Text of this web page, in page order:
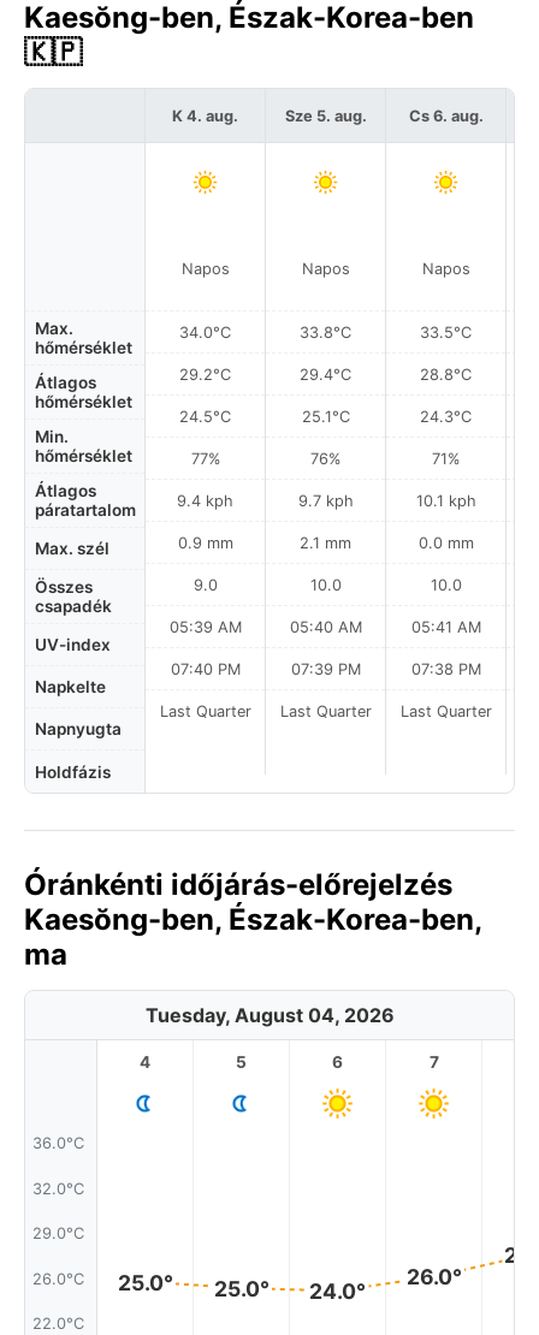
Kaesŏng-ben, Észak-Korea-ben
🇰🇵
Max.
hőmérséklet
Átlagos
hőmérséklet
Min.
hőmérséklet
Átlagos
páratartalom
Max. szél
Összes
csapadék
UV-index
Napkelte
Napnyugta
Holdfázis
K 4. aug.
Napos
34.0°C
29.2°C
24.5°C
77%
9.4 kph
0.9 mm
9.0
05:39 AM
07:40 PM
Last Quarter
Sze 5. aug.
Napos
33.8°C
29.4°C
25.1°C
76%
9.7 kph
2.1 mm
10.0
05:40 AM
07:39 PM
Last Quarter
Cs 6. aug.
Napos
33.5°C
28.8°C
24.3°C
71%
10.1 kph
0.0 mm
10.0
05:41 AM
07:38 PM
Last Quarter
Óránkénti időjárás-előrejelzés
Kaesŏng-ben, Észak-Korea-ben,
ma
Tuesday, August 04, 2026
36.0°C
32.0°C
29.0°C
26.0°C
22.0°C
4
25.0°
5
25.0°
6
24.0°
7
26.0°